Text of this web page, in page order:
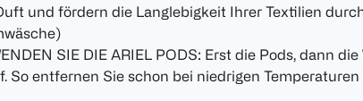
und fördern die Langlebigkeit Ihrer Textilien
SIE DIE ARIEL PODS: Erst die Pods, dann die
So entfernen Sie schon bei niedrigen